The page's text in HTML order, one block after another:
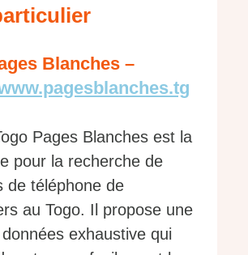
Blanches –
Pages Blanches est la
pour la recherche de
de téléphone de
au Togo. Il propose une
exhaustive qui